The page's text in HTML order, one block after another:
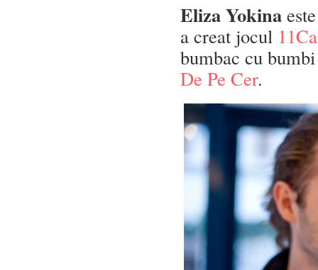
Eliza Yokina
a creat jocul
bumbac cu
De Pe Cer.